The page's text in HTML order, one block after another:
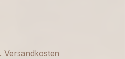
Versandkosten